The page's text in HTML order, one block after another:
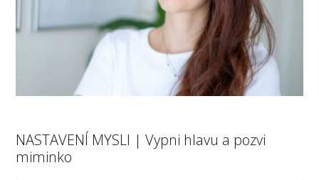
NASTAVENÍ MYSLI | Vypni hlavu a pozvi
miminko